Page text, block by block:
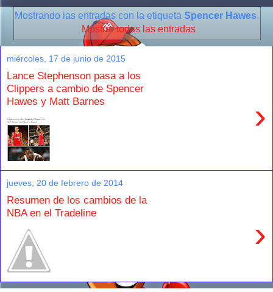
Mostrando las entradas con la etiqueta Spencer Hawes.
Mostrar todas las entradas
miércoles, 17 de junio de 2015
Lance Stephenson pasa a los
Clippers a cambio de Spencer
Hawes y Matt Barnes
›
jueves, 20 de febrero de 2014
Resumen de los cambios de la
NBA en el Tradeline
›